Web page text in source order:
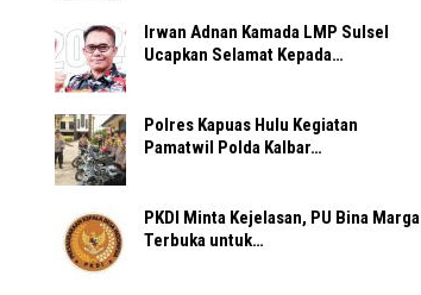
Irwan Adnan Kamada LMP Sulsel
Ucapkan Selamat Kepada…
Polres Kapuas Hulu Kegiatan
Pamatwil Polda Kalbar…
PKDI Minta Kejelasan, PU Bina Marga
Terbuka untuk…